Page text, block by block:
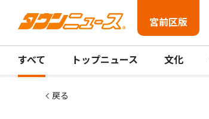
宮前区版
すべて トップニュース 文化
戻る